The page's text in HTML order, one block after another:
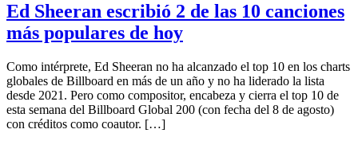
Ed Sheeran escribió 2 de las 10 canciones
más populares de hoy
Como intérprete, Ed Sheeran no ha alcanzado el top 10 en los charts
globales de Billboard en más de un año y no ha liderado la lista
desde 2021. Pero como compositor, encabeza y cierra el top 10 de
esta semana del Billboard Global 200 (con fecha del 8 de agosto)
con créditos como coautor. […]